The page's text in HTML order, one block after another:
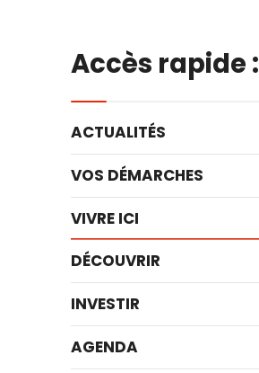
Accès rapide :
ACTUALITÉS
VOS DÉMARCHES
VIVRE ICI
DÉCOUVRIR
INVESTIR
AGENDA